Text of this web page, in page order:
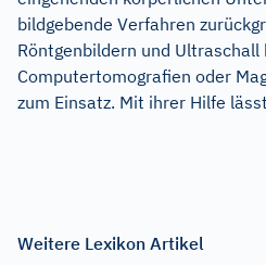
bildgebende Verfahren
Röntgenbildern und Ultraschall
Computertomografien oder
zum Einsatz. Mit ihrer Hilfe
Weitere Lexikon Artikel